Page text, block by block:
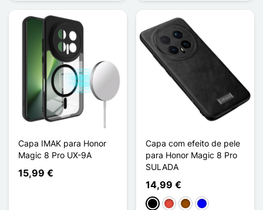
Capa IMAK para Honor
Magic 8 Pro UX-9A
15,99 €
Capa com efeito de pele
para Honor Magic 8 Pro
SULADA
14,99 €
PretoVermelho
Castanho
Azul